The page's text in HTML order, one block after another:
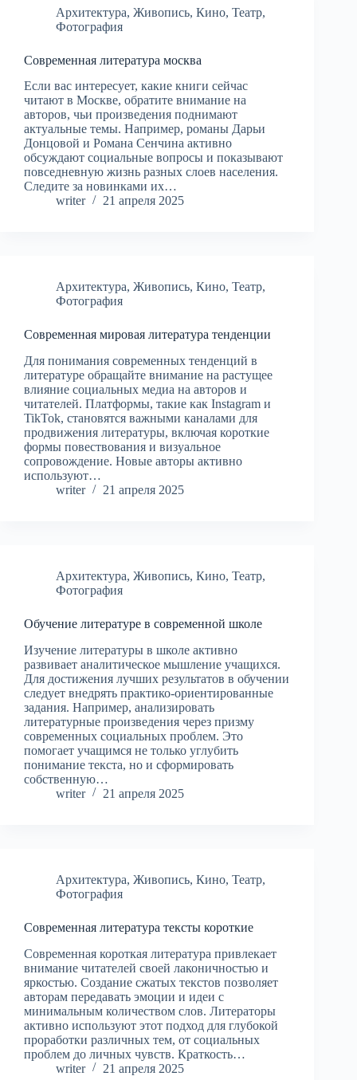
Архитектура, Живопись, Кино, Театр,
Фотография
Современная литература москва
Если вас интересует, какие книги сейчас
читают в Москве, обратите внимание на
авторов, чьи произведения поднимают
актуальные темы. Например, романы Дарьи
Донцовой и Романа Сенчина активно
обсуждают социальные вопросы и показывают
повседневную жизнь разных слоев населения.
Следите за новинками их…
writer
21 апреля 2025
Архитектура, Живопись, Кино, Театр,
Фотография
Современная мировая литература тенденции
Для понимания современных тенденций в
литературе обращайте внимание на растущее
влияние социальных медиа на авторов и
читателей. Платформы, такие как Instagram и
TikTok, становятся важными каналами для
продвижения литературы, включая короткие
формы повествования и визуальное
сопровождение. Новые авторы активно
используют…
writer
21 апреля 2025
Архитектура, Живопись, Кино, Театр,
Фотография
Обучение литературе в современной школе
Изучение литературы в школе активно
развивает аналитическое мышление учащихся.
Для достижения лучших результатов в обучении
следует внедрять практико-ориентированные
задания. Например, анализировать
литературные произведения через призму
современных социальных проблем. Это
помогает учащимся не только углубить
понимание текста, но и сформировать
собственную…
writer
21 апреля 2025
Архитектура, Живопись, Кино, Театр,
Фотография
Современная литература тексты короткие
Современная короткая литература привлекает
внимание читателей своей лаконичностью и
яркостью. Создание сжатых текстов позволяет
авторам передавать эмоции и идеи с
минимальным количеством слов. Литераторы
активно используют этот подход для глубокой
проработки различных тем, от социальных
проблем до личных чувств. Краткость…
writer
21 апреля 2025